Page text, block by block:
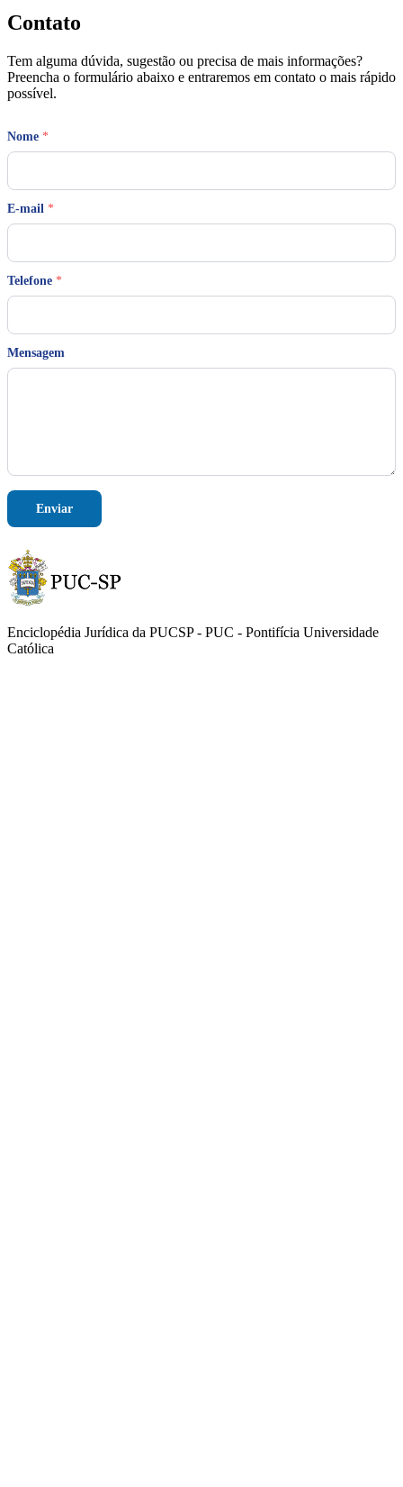
Contato
Tem alguma dúvida, sugestão ou precisa de mais informações?
Preencha o formulário abaixo e entraremos em contato o mais rápido
possível.
Nome *
E-mail *
Telefone *
*
Mensagem
Enviar
Enciclopédia Jurídica da PUCSP - PUC - Pontifícia Universidade
Católica